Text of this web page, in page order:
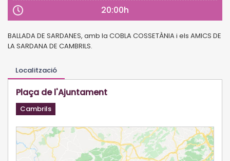
20:00h
BALLADA DE SARDANES, amb la COBLA COSSETÀNIA i els AMICS DE
LA SARDANA DE CAMBRILS.
Localització
Plaça de l'Ajuntament
Cambrils